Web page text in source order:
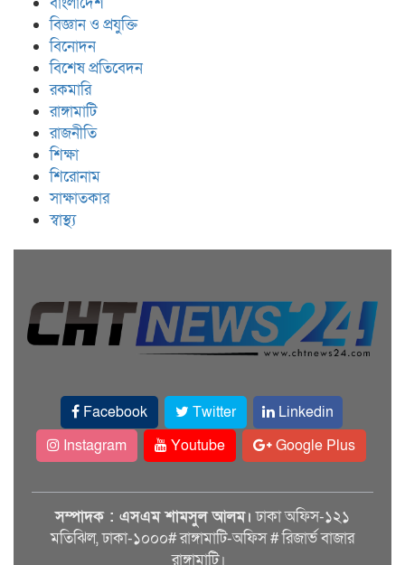
বিজ্ঞান ও প্রযুক্তি
বিনোদন
বিশেষ প্রতিবেদন
রকমারি
রাঙ্গামাটি
রাজনীতি
শিক্ষা
শিরোনাম
সাক্ষাতকার
স্বাস্থ্য
Facebook Twitter
Linkedin
Instagram
Youtube Google Plus
সম্পাদক : এসএম শামসুল আলম। ঢাকা অফিস-১২১
মতিঝিল, ঢাকা-১০০০# রাঙ্গামাটি-অফিস # রিজার্ভ বাজার
রাঙ্গামাটি।